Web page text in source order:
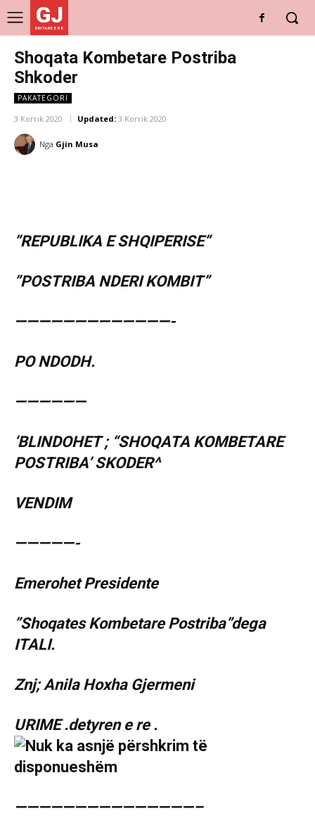
GJ
DRITARE E RE
Shoqata Kombetare Postriba
Shkoder
PAKATEGORI
3 Korrik 2020 Updated: 3 Korrik 2020
Nga Gjin Musa
”REPUBLIKA E SHQIPERISE”
”POSTRIBA NDERI KOMBIT”
—————————————-
PO NDODH.
——————
‘BLINDOHET ; “SHOQATA KOMBETARE
POSTRIBA’ SKODER^
VENDIM
—————-
Emerohet Presidente
”Shoqates Kombetare Postriba”dega
ITALI.
Znj; Anila Hoxha Gjermeni
URIME .detyren e re .
———————————————–